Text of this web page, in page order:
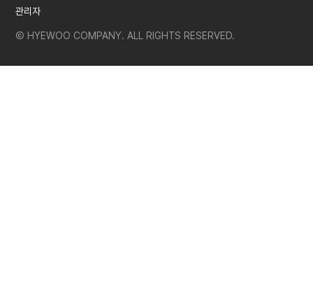
관리자
Ⓒ HYEWOO COMPANY. ALL RIGHTS RESERVED.